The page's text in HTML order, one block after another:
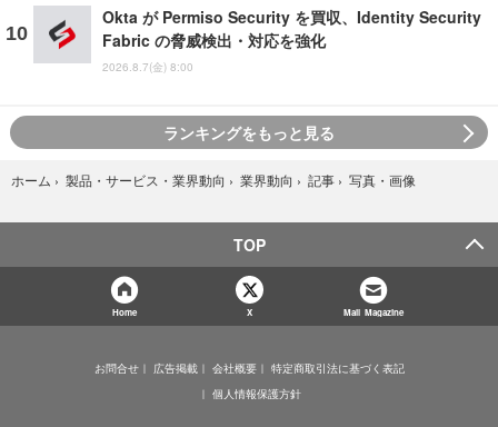
Okta が Permiso Security を買収、Identity Security
Fabric の脅威検出・対応を強化
2026.8.7(金) 8:00
ランキングをもっと見る
ホーム › 製品・サービス・業界動向 › 業界動向 › 記事 › 写真・画像
TOP
Home X Mail Magazine
お問合せ 広告掲載 会社概要
特定商取引法に基づく表記
個人情報保護方針